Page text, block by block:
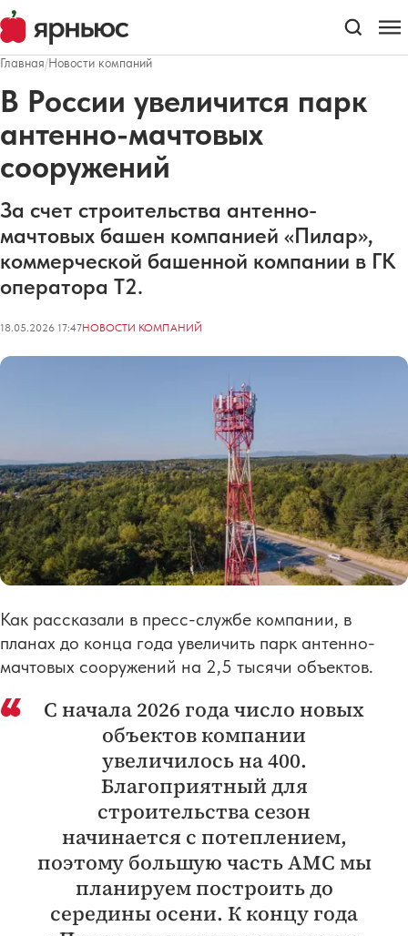
Главная/Новости компаний
В России увеличится парк
антенно-мачтовых
сооружений
За счет строительства антенно-
мачтовых башен компанией «Пилар»,
коммерческой башенной компании в ГК
оператора Т2.
18.05.2026 17:47НОВОСТИ КОМПАНИЙ
Как рассказали в пресс-службе компании, в
планах до конца года увеличить парк антенно-
мачтовых сооружений на 2,5 тысячи объектов.
С начала 2026 года число новых
объектов компании
увеличилось на 400.
Благоприятный для
строительства сезон
начинается с потеплением,
поэтому большую часть АМС мы
планируем построить до
середины осени. К концу года